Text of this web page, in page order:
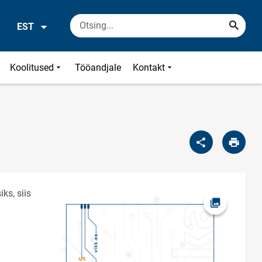
EST
Koolitused Tööandjale Kontakt
siis
Ava foto